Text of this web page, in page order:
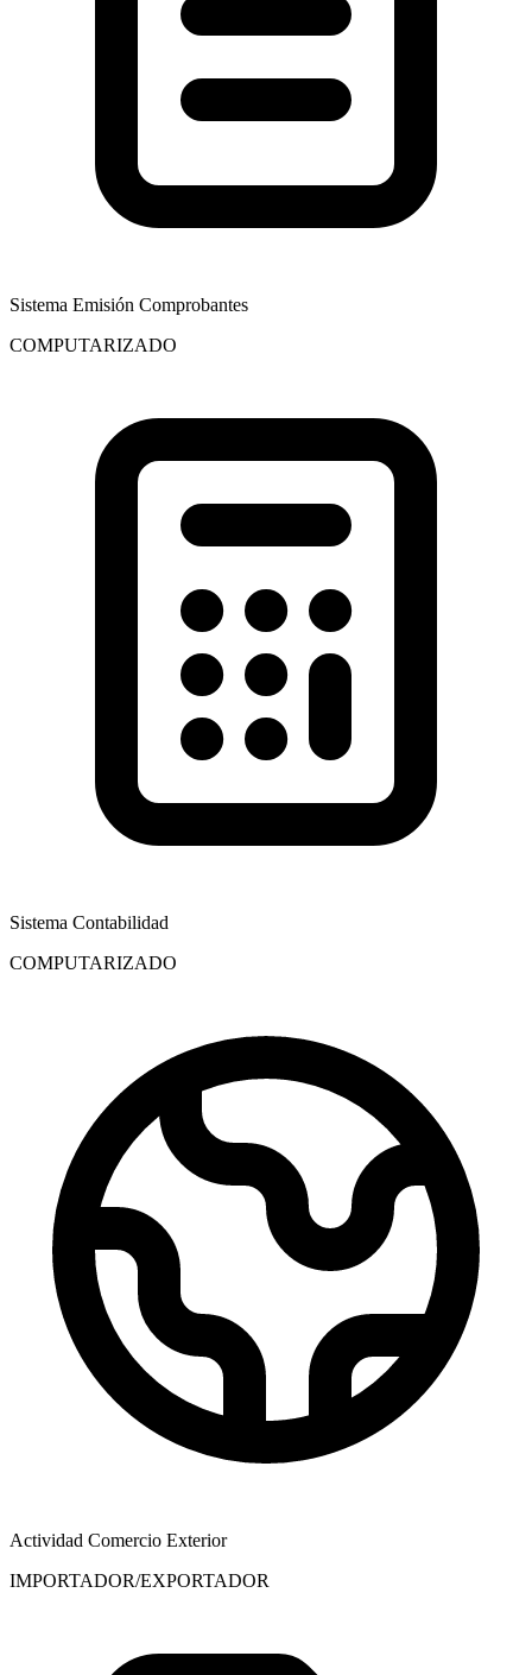
Sistema Emisión Comprobantes
COMPUTARIZADO
Sistema Contabilidad
COMPUTARIZADO
Actividad Comercio Exterior
IMPORTADOR/EXPORTADOR